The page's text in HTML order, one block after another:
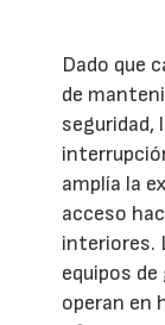
Dado que
de
seguridad,
amplía la
acceso
interiores.
equipos
operan en